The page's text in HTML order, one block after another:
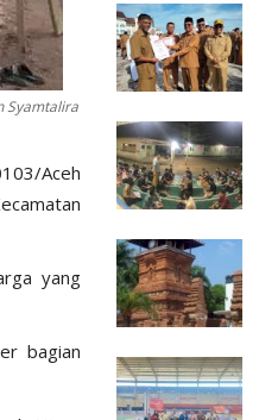
Syamtalira
Aceh
yang
bagian